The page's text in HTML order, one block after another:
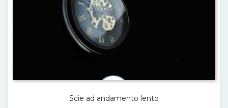
Scie ad andamento lento